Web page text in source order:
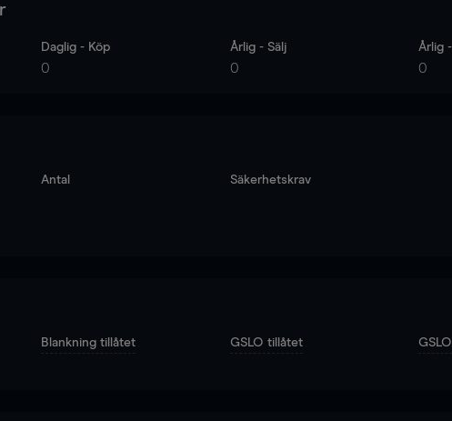
Daglig - Köp
0
Årlig - Sälj
0
Årlig
0
Antal Säkerhetskrav
Blankning tillåtet GSLO tillåtet